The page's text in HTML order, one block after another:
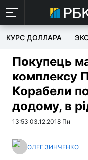
КУРС ДОЛЛАРА
Покупець
комплексу
Корабели
додому, в
13:53 03.12.2018 Пн
ОЛЕГ ЗИНЧЕНКО